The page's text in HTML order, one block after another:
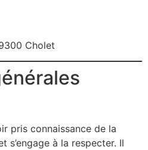
Cholet
pris connaissance de la
s’engage à la respecter. Il